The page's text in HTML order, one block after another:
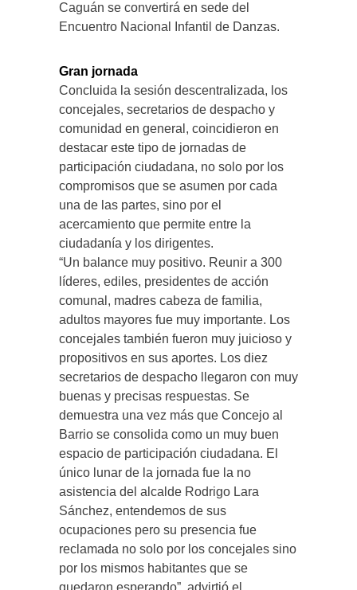
Caguán se convertirá en sede del
Encuentro Nacional Infantil de Danzas.
Gran jornada
Concluida la sesión descentralizada, los
concejales, secretarios de despacho y
comunidad en general, coincidieron en
destacar este tipo de jornadas de
participación ciudadana, no solo por los
compromisos que se asumen por cada
una de las partes, sino por el
acercamiento que permite entre la
ciudadanía y los dirigentes.
“Un balance muy positivo. Reunir a 300
líderes, ediles, presidentes de acción
comunal, madres cabeza de familia,
adultos mayores fue muy importante. Los
concejales también fueron muy juicioso y
propositivos en sus aportes. Los diez
secretarios de despacho llegaron con muy
buenas y precisas respuestas. Se
demuestra una vez más que Concejo al
Barrio se consolida como un muy buen
espacio de participación ciudadana. El
único lunar de la jornada fue la no
asistencia del alcalde Rodrigo Lara
Sánchez, entendemos de sus
ocupaciones pero su presencia fue
reclamada no solo por los concejales sino
por los mismos habitantes que se
quedaron esperando”, advirtió el